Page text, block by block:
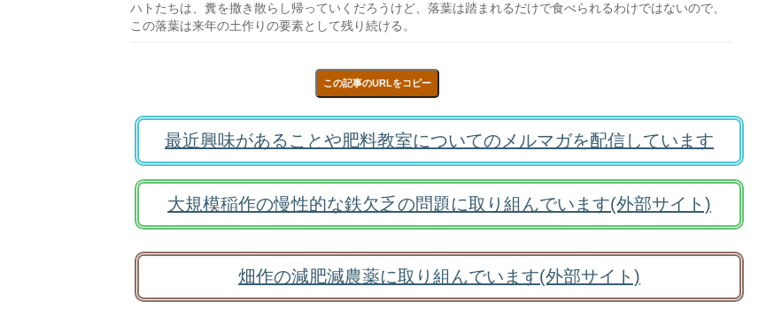
ハトたちは、糞を撒き散らし帰っていくだろうけど、落葉は踏まれるだけで食べられるわけではないので、
この落葉は来年の土作りの要素として残り続ける。
この記事のURLをコピー
最近興味があることや肥料教室についてのメルマガを配信しています
大規模稲作の慢性的な鉄欠乏の問題に取り組んでいます(外部サイト)
畑作の減肥減農薬に取り組んでいます(外部サイト)